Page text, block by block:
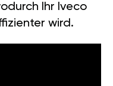
Ihr Iveco
wird.